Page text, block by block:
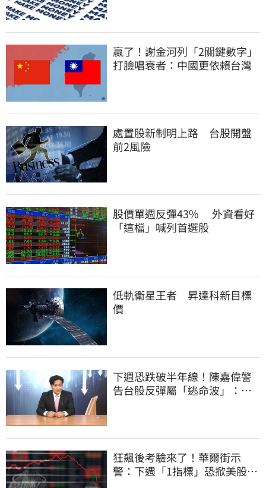
贏了！謝金河列「2關鍵數字」
打臉唱衰者：中國更依賴台灣
處置股新制明上路 台股開盤
前2風險
股價單週反彈43% 外資看好
「這檔」喊列首選股
低軌衛星王者 昇達科新目標
價
下週恐跌破半年線！陳嘉偉警
告台股反彈屬「逃命波」：空
狂飆後考驗來了！華爾街示
警：下週「1指標」恐掀美股暴